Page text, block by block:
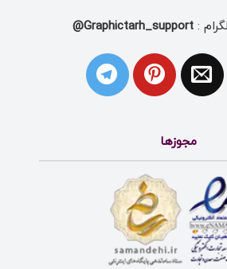
:
Graphictarh_support@
مجوزها